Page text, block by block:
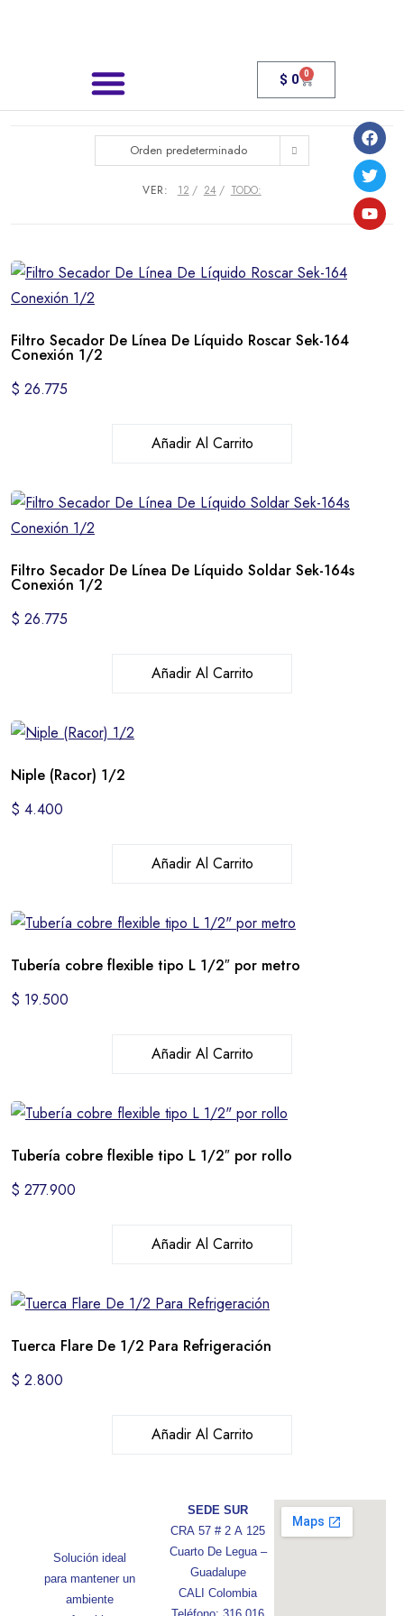
$ 0 0
Orden predeterminado
VER: 12 24 TODO:
Filtro Secador De Línea De Líquido Roscar Sek-164
Conexión 1/2
$ 26.775
Añadir Al Carrito
Filtro Secador De Línea De Líquido Soldar Sek-164s
Conexión 1/2
$ 26.775
Añadir Al Carrito
Niple (Racor) 1/2
$ 4.400
Añadir Al Carrito
Tubería cobre flexible tipo L 1/2″ por metro
$ 19.500
Añadir Al Carrito
Tubería cobre flexible tipo L 1/2″ por rollo
$ 277.900
Añadir Al Carrito
Tuerca Flare De 1/2 Para Refrigeración
$ 2.800
Añadir Al Carrito
Solución ideal
para mantener un
ambiente
SEDE SUR
CRA 57 # 2 A 125
Cuarto De Legua –
Guadalupe
CALI Colombia